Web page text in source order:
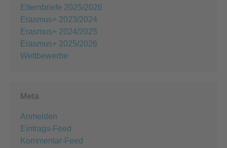
Elternbriefe 2025/2026
Erasmus+ 2023/2024
Erasmus+ 2024/2025
Erasmus+ 2025/2026
Wettbewerbe
Meta
Anmelden
Eintrags-Feed
Kommentar-Feed